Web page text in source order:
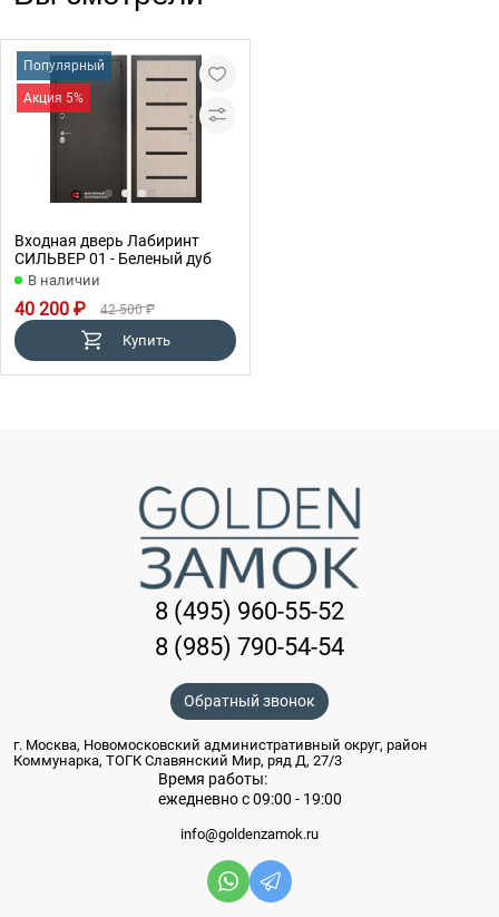
Популярный
Акция 5%
Входная дверь Лабиринт
СИЛЬВЕР 01 - Беленый дуб
В наличии
40 200 ₽ 42 500 ₽
Купить
8 (495) 960-55-52
8 (985) 790-54-54
Обратный звонок
г. Москва, Новомосковский административный округ, район
Коммунарка, ТОГК Славянский Мир, ряд Д, 27/3
Время работы:
ежедневно с 09:00 - 19:00
info@goldenzamok.ru